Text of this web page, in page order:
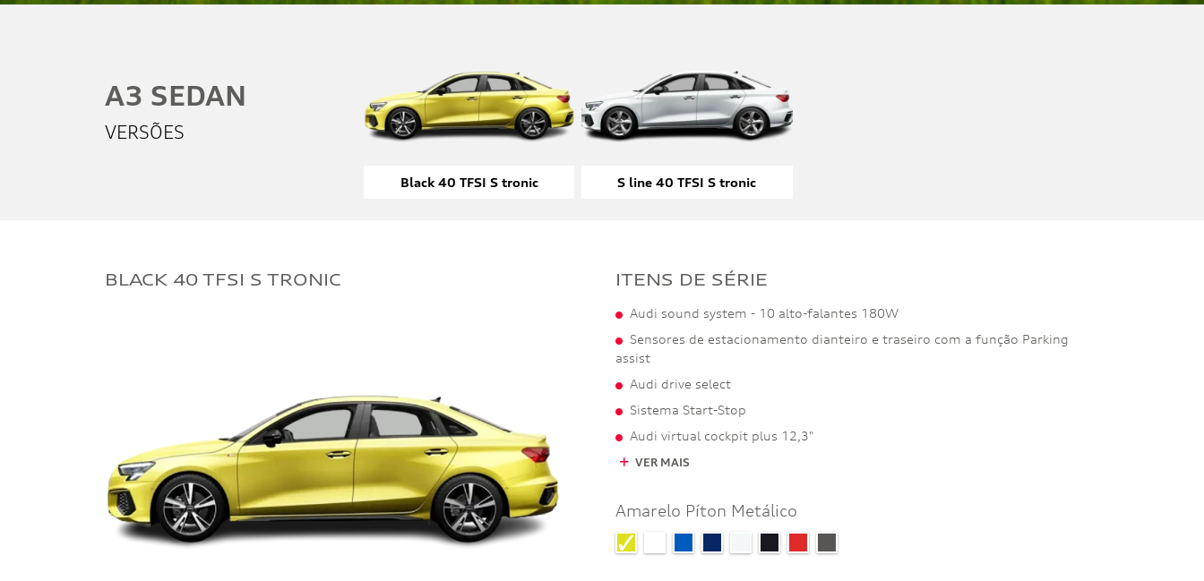
A3 SEDAN
VERSÕES
Black 40 TFSI S tronic S line 40 TFSI S tronic
BLACK 40 TFSI S TRONIC ITENS DE SÉRIE
Audi sound system - 10 alto-falantes 180W
Sensores de estacionamento dianteiro e traseiro com a função Parking
assist
Audi drive select
Sistema Start-Stop
Audi virtual cockpit plus 12,3"
VER MAIS
Amarelo Píton Metálico